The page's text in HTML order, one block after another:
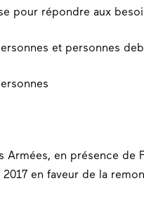
pour répondre aux
Armées, en présence de
en faveur de la